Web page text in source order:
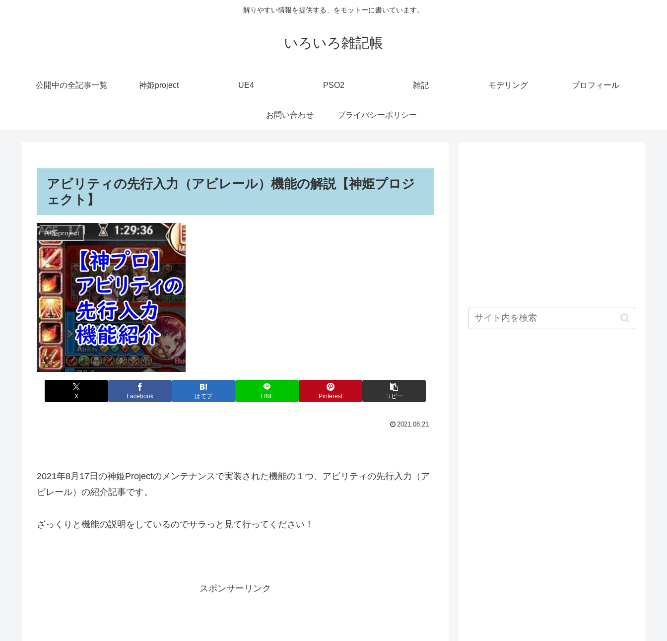
解りやすい情報を提供する、をモットーに書いています。
いろいろ雑記帳
公開中の全記事一覧 神姫project UE4 PSO2 雑記 モデリング プロフィール
お問い合わせ プライバシーポリシー
アビリティの先行入力（アビレール）機能の解説【神姫プロジ
ェクト】
神姫project
X Facebook はてブ LINE Pinterest コピー
2021.08.21
2021年8月17日の神姫Projectのメンテナンスで実装された機能の１つ、アビリティの先行入力（ア
ビレール）の紹介記事です。
ざっくりと機能の説明をしているのでサラっと見て行ってください！
スポンサーリンク